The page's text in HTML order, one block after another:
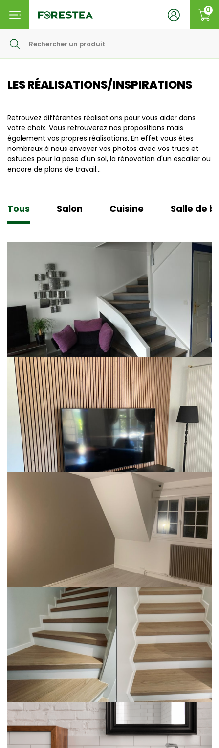
0
LES RÉALISATIONS/INSPIRATIONS
Retrouvez différentes réalisations pour vous aider dans
votre choix. Vous retrouverez nos propositions mais
également vos propres réalisations. En effet vous êtes
nombreux à nous envoyer vos photos avec vos trucs et
astuces pour la pose d'un sol, la rénovation d'un escalier ou
encore de plans de travail...
Tous Salon Cuisine Salle de